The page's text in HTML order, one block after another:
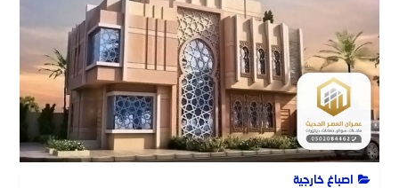
اصباغ خارجية